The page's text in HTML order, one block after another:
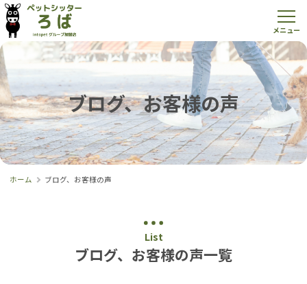
ブログ、お客様の声
ホーム ブログ、お客様の声
List
ブログ、お客様の声一覧